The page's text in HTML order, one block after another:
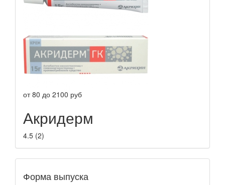
от80 до 2100 руб
Акридерм
4.5 (2)
Форма выпуска